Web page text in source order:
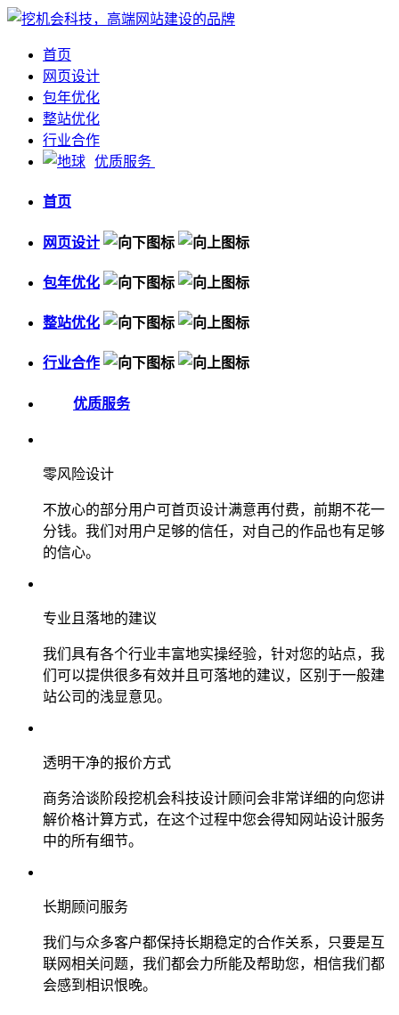
首页
网页设计
包年优化
整站优化
行业合作
优质服务
首页
网页设计
包年优化
整站优化
行业合作
优质服务
零风险设计
不放心的部分用户可首页设计满意再付费，前期不花一
分钱。我们对用户足够的信任，对自己的作品也有足够
的信心。
专业且落地的建议
我们具有各个行业丰富地实操经验，针对您的站点，我
们可以提供很多有效并且可落地的建议，区别于一般建
站公司的浅显意见。
透明干净的报价方式
商务洽谈阶段挖机会科技设计顾问会非常详细的向您讲
解价格计算方式，在这个过程中您会得知网站设计服务
中的所有细节。
长期顾问服务
我们与众多客户都保持长期稳定的合作关系，只要是互
联网相关问题，我们都会力所能及帮助您，相信我们都
会感到相识恨晚。